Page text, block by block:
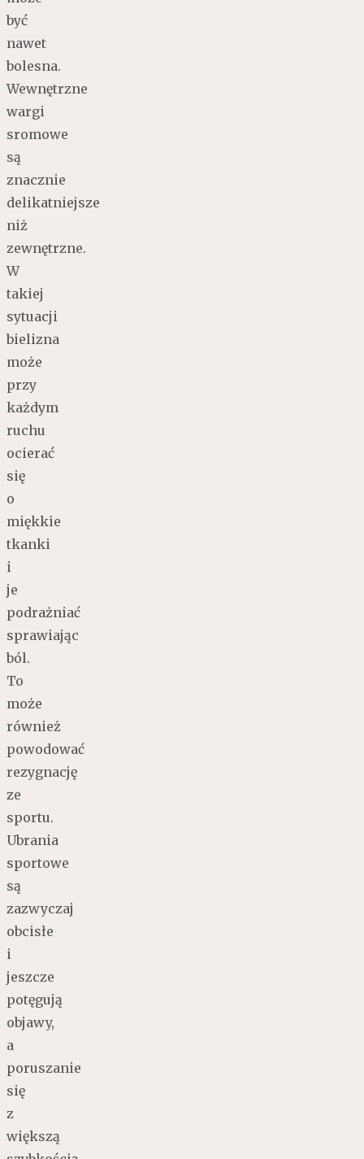
być
nawet
bolesna.
Wewnętrzne
wargi
sromowe
są
znacznie
delikatniejsze
niż
zewnętrzne.
W
takiej
sytuacji
bielizna
może
przy
każdym
ruchu
ocierać
się
o
miękkie
tkanki
i
je
podrażniać
sprawiając
ból.
To
może
również
powodować
rezygnację
ze
sportu.
Ubrania
sportowe
są
zazwyczaj
obcisłe
i
jeszcze
potęgują
objawy,
a
poruszanie
się
z
większą